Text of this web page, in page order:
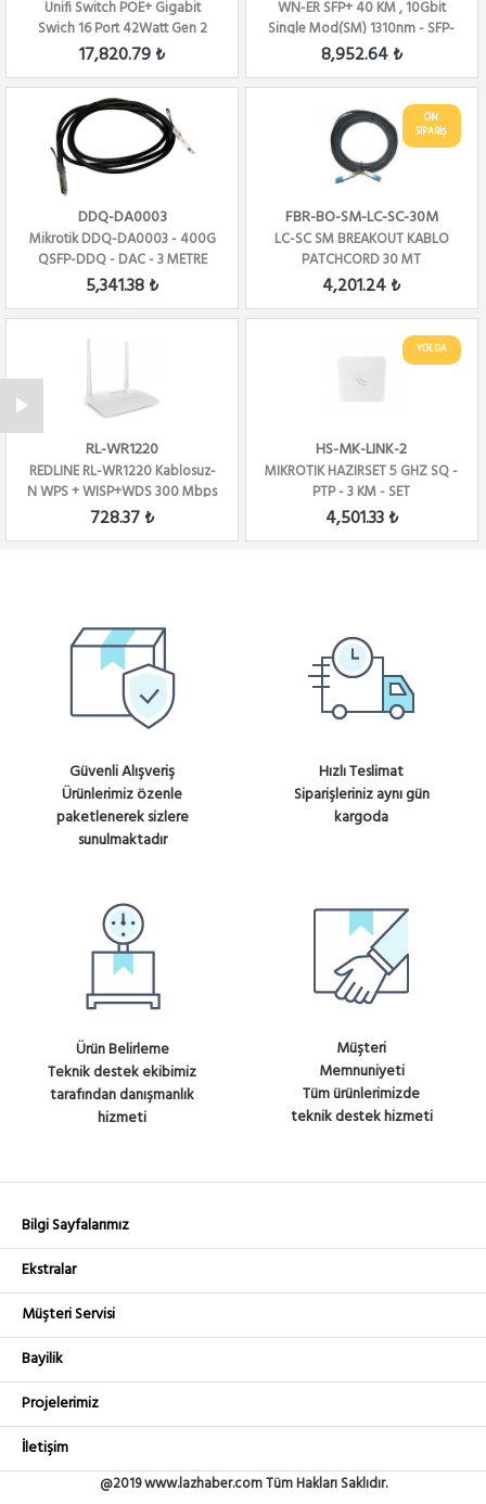
Unifi Switch POE+ Gigabit
Swich 16 Port 42Watt Gen 2
17,820.79 ₺
WN-ER SFP+ 40 KM , 10Gbit
Single Mod(SM) 1310nm - SFP-
10GER-31
8,952.64 ₺
DDQ-DA0003
Mikrotik DDQ-DA0003 - 400G
QSFP-DDQ - DAC - 3 METRE
5,341.38 ₺
ÖN
SİPARİŞ
FBR-BO-SM-LC-SC-30M
LC-SC SM BREAKOUT KABLO
PATCHCORD 30 MT
4,201.24 ₺
RL-WR1220
REDLINE RL-WR1220 Kablosuz-
N WPS + WISP+WDS 300 Mbps
Repeater+Ac...
728.37 ₺
YOLDA
HS-MK-LINK-2
MIKROTIK HAZIRSET 5 GHZ SQ -
PTP - 3 KM - SET
4,501.33 ₺
Güvenli Alışveriş
Ürünlerimiz özenle
paketlenerek sizlere
sunulmaktadır
Hızlı Teslimat
Siparişleriniz aynı gün
kargoda
Ürün Belirleme
Teknik destek ekibimiz
tarafından danışmanlık
hizmeti
Müşteri
Memnuniyeti
Tüm ürünlerimizde
teknik destek hizmeti
Bilgi Sayfalarımız
Ekstralar
Müşteri Servisi
Bayilik
Projelerimiz
İletişim
@2019 www.lazhaber.com Tüm Hakları Saklıdır.